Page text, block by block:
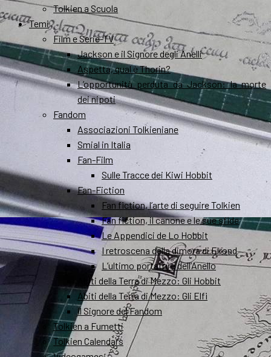
Tolkien a Scuola
Temi
Film e Serie-TV
Jackson e il Signore degli Anelli
Aspetta, qual è Thorin?
L’opportunità perduta da Jackson: la morte
dei nipoti
Fandom
Associazioni Tolkieniane
Smial in Italia
Fan-Film
Sulle Tracce dei Kiwi Hobbit
Fan-Fiction
Fan fiction, l’arte di seguire Tolkien
Fan fiction, il canone e le sue sfide
Le Appendici de Lo Hobbit
I retroscena della dimora di Elrond
L’ultimo portatore dell’Anello
Abiti della Terra di Mezzo: Gli Hobbit
Abiti della Terra di Mezzo: Gli Elfi
Il Signore del Fandom
Tolkien a Fumetti
Tolkien Calendars